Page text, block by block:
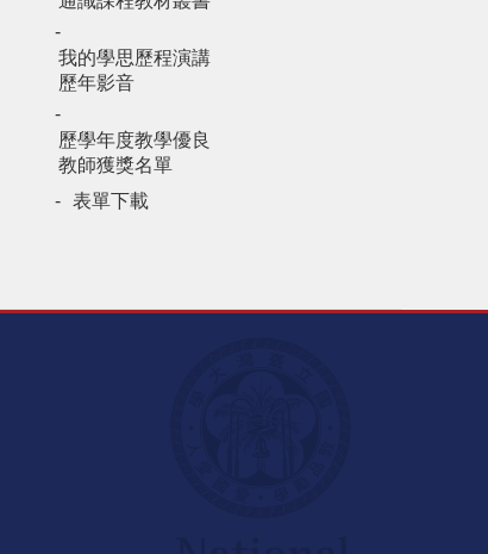
我的學思歷程演講
歷年影音
歷學年度教學優良
教師獲獎名單
表單下載